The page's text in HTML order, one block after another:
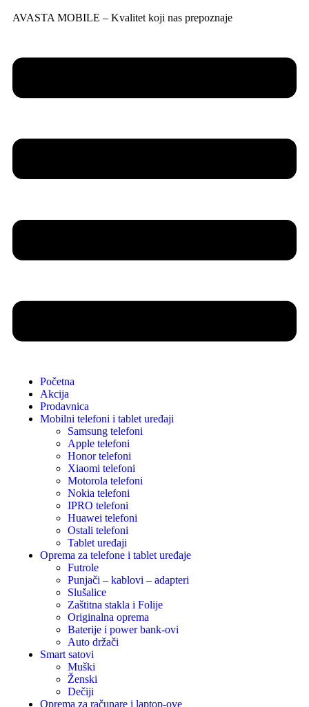
AVASTA MOBILE – Kvalitet koji nas prepoznaje
Početna
Akcija
Prodavnica
Mobilni telefoni i tablet uređaji
Samsung telefoni
Apple telefoni
Honor telefoni
Xiaomi telefoni
Motorola telefoni
Nokia telefoni
IPRO telefoni
Huawei telefoni
Ostali telefoni
Tablet uređaji
Oprema za telefone i tablet uređaje
Futrole
Punjači – kablovi – adapteri
Slušalice
Zaštitna stakla i Folije
Originalna oprema
Baterije i power bank-ovi
Auto držači
Smart satovi
Muški
Ženski
Dečiji
Oprema za računare i laptop-ove